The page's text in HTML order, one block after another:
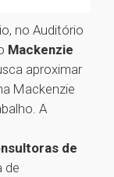
no Auditório
Mackenzie
aproximar
Mackenzie
A
de
de